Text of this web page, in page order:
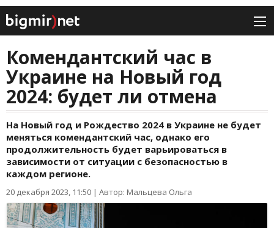
Комендантский час в
Украине на Новый год
2024: будет ли отмена
На Новый год и Рождество 2024 в Украине не будет
меняться комендантский час, однако его
продолжительность будет варьироваться в
зависимости от ситуации с безопасностью в
каждом регионе.
20 декабря 2023, 11:50 | Автор: Мальцева Ольга